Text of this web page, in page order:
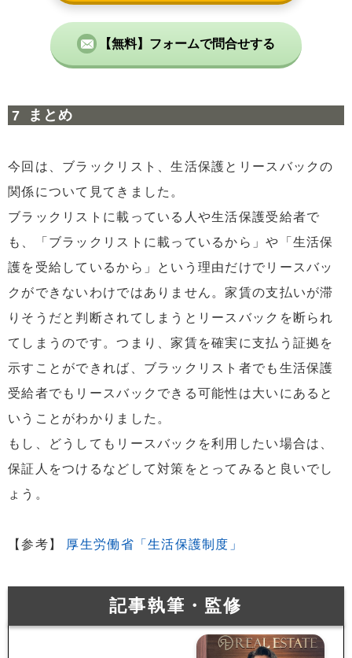
【無料】フォームで問合せする
まとめ
今回は、ブラックリスト、生活保護とリースバックの
関係について見てきました。
ブラックリストに載っている人や生活保護受給者で
も、「ブラックリストに載っているから」や「生活保
護を受給しているから」という理由だけでリースバッ
クができないわけではありません。家賃の支払いが滞
りそうだと判断されてしまうとリースバックを断られ
てしまうのです。つまり、家賃を確実に支払う証拠を
示すことができれば、ブラックリスト者でも生活保護
受給者でもリースバックできる可能性は大いにあると
いうことがわかりました。
もし、どうしてもリースバックを利用したい場合は、
保証人をつけるなどして対策をとってみると良いでし
ょう。
【参考】 厚生労働省「生活保護制度」
記事執筆・監修